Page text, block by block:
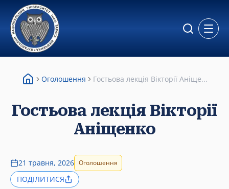
Оголошення Гостьова лекція Вікторії Аніще...
Гостьова лекція Вікторії
Аніщенко
21 травня, 2026 Оголошення
ПОДІЛИТИСЯ